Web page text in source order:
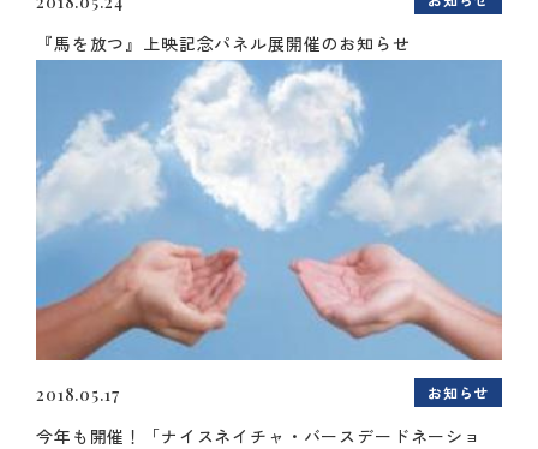
『馬を放つ』上映記念パネル展開催のお知らせ
2018.05.17 お知らせ
今年も開催！「ナイスネイチャ・バースデードネーショ